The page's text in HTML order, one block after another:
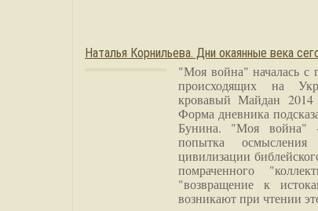
Наталья Корнильева. Дни окаянные века
"Моя война" началась с
происходящих на
кровавый Майдан 2014
Форма дневника
Бунина. "Моя война" -
попытка
цивилизации
помраченного
"возвращение к
возникают при чтении